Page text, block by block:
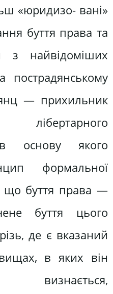
«юридизо- вані»
буття права та
найвідоміших
пострадянському
— прихильник
в основу якого
формальної
що буття права —
буття цього
де є вказаний
в яких він
визнається,